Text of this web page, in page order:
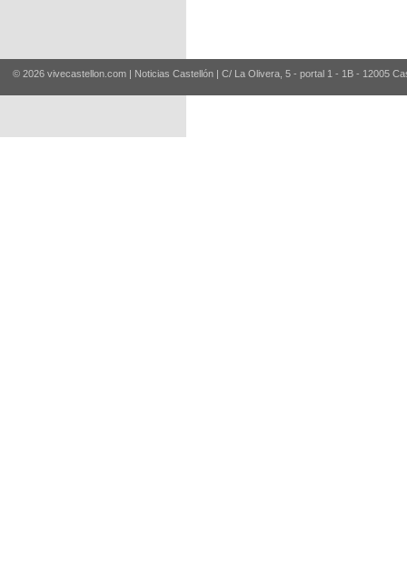
© 2026 vivecastellon.com | Noticias Castellón | C/ La Olivera, 5 - portal 1 - 1B - 12005